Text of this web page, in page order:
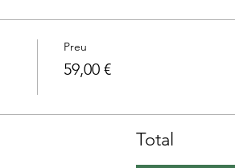
Preu
59,00 €
Total